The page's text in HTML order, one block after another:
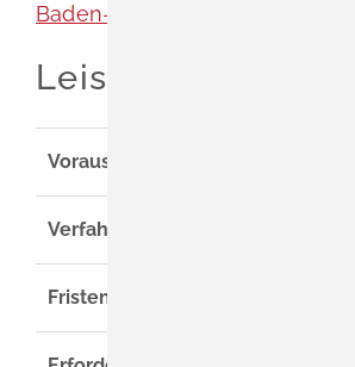
Baden-Württemberg
Leistungsdetails
Voraussetzungen
Verfahrensablauf
Fristen